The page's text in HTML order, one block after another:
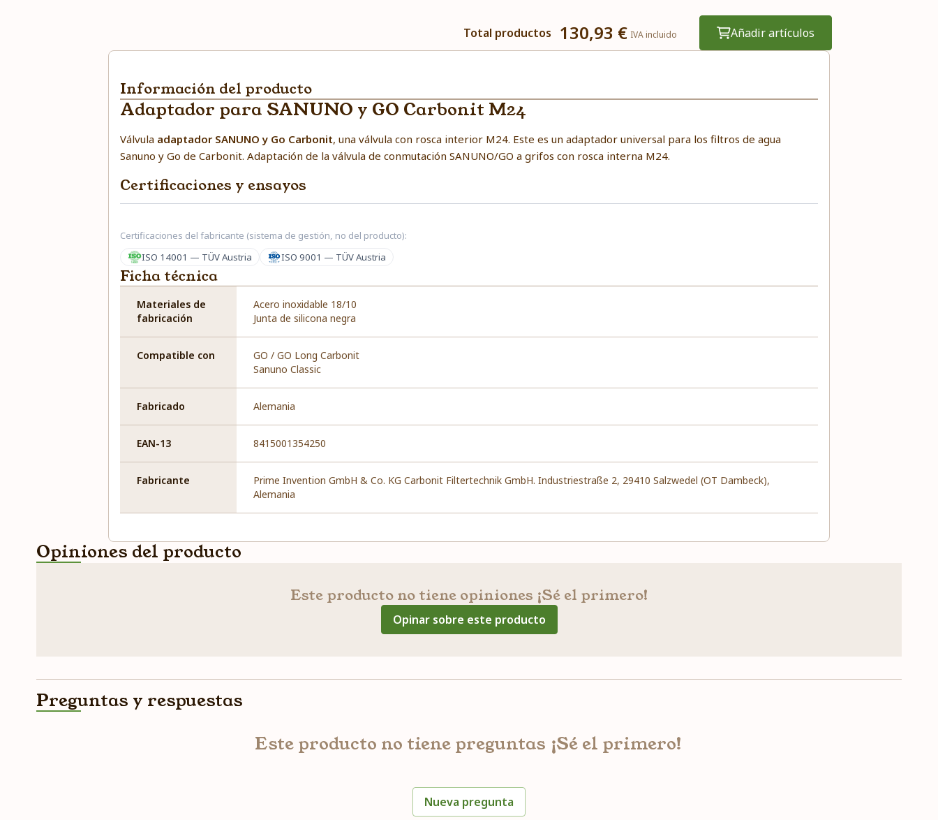
Total productos 130,93 € IVA incluido Añadir artículos
Información del producto
Adaptador para SANUNO y GO Carbonit M24
Válvula adaptador SANUNO y Go Carbonit, una válvula con rosca interior M24. Este es un adaptador universal para los filtros de agua
Sanuno y Go de Carbonit. Adaptación de la válvula de conmutación SANUNO/GO a grifos con rosca interna M24.
Certificaciones y ensayos
Certificaciones del fabricante (sistema de gestión, no del producto):
ISO 14001 — TÜV Austria
ISO 9001 — TÜV Austria
Ficha técnica
Materiales de
fabricación
Acero inoxidable 18/10
Junta de silicona negra
Compatible con
GO / GO Long Carbonit
Sanuno Classic
Fabricado Alemania
EAN-13 8415001354250
Fabricante
Prime Invention GmbH & Co. KG Carbonit Filtertechnik GmbH. Industriestraße 2, 29410 Salzwedel (OT Dambeck),
Alemania
Opiniones del producto
Este producto no tiene opiniones ¡Sé el primero!
Opinar sobre este producto
Preguntas y respuestas
Este producto no tiene preguntas ¡Sé el primero!
Nueva pregunta